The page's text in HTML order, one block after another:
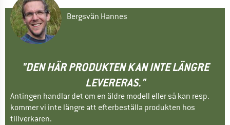
Bergsvän Hannes
"DEN HÄR PRODUKTEN KAN INTE LÄNGRE
LEVERERAS."
Antingen handlar det om en äldre modell eller så kan resp.
kommer vi inte längre att efterbeställa produkten hos
tillverkaren.